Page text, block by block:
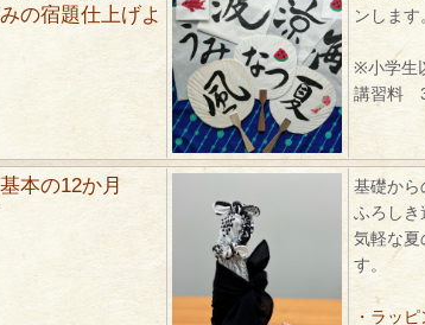
の宿題仕上げよ
ンします
※小学生
講習料
本の12か月
基礎から
ふろしき
気軽な夏
す。
・ラッ